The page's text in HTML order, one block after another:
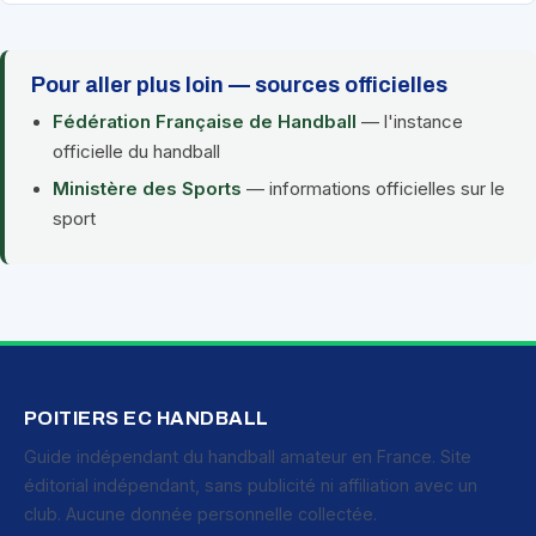
Pour aller plus loin — sources officielles
Fédération Française de Handball — l'instance
officielle du handball
Ministère des Sports — informations officielles sur le
sport
POITIERS EC HANDBALL
Guide indépendant du handball amateur en France. Site
éditorial indépendant, sans publicité ni affiliation avec un
club. Aucune donnée personnelle collectée.